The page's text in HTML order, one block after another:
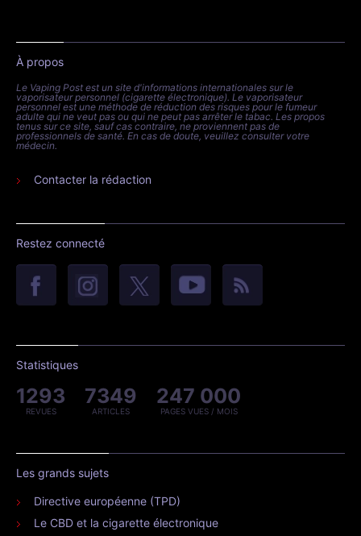
À propos
Le Vaping Post est un site d'informations internationales sur le
vaporisateur personnel (cigarette électronique). Le vaporisateur
personnel est une méthode de réduction des risques pour le fumeur
adulte qui ne veut pas ou qui ne peut pas arrêter le tabac. Les propos
tenus sur ce site, sauf cas contraire, ne proviennent pas de
professionnels de santé. En cas de doute, veuillez consulter votre
médecin.
Contacter la rédaction
Restez connecté
Statistiques
1293
REVUES
7349
ARTICLES
247 000
PAGES VUES / MOIS
Les grands sujets
Directive européenne (TPD)
Le CBD et la cigarette électronique